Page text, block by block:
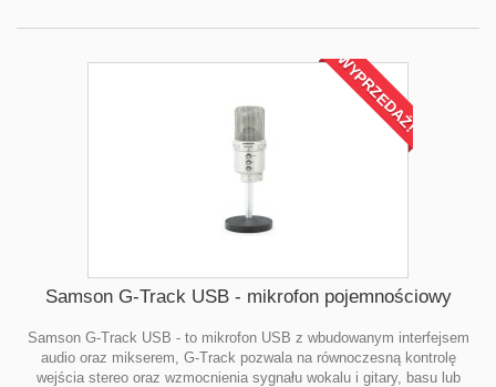
WYPRZEDAŻ!
Samson G-Track USB - mikrofon pojemnościowy
Samson G-Track USB - to mikrofon USB z wbudowanym interfejsem
audio oraz mikserem, G-Track pozwala na równoczesną kontrolę
wejścia stereo oraz wzmocnienia sygnału wokalu i gitary, basu lub